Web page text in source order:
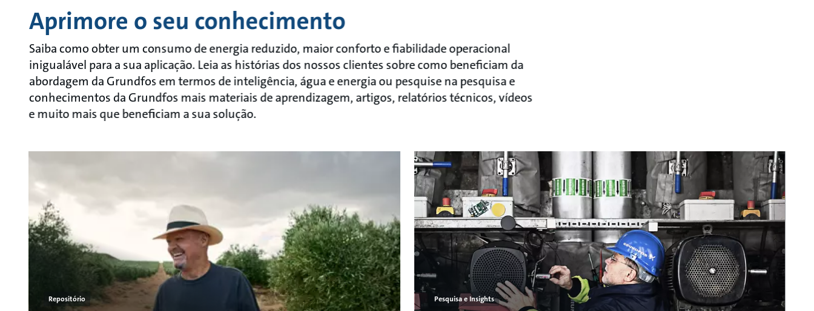
Aprimore o seu conhecimento
Saiba como obter um consumo de energia reduzido, maior conforto e fiabilidade operacional
inigualável para a sua aplicação. Leia as histórias dos nossos clientes sobre como beneficiam da
abordagem da Grundfos em termos de inteligência, água e energia ou pesquise na pesquisa e
conhecimentos da Grundfos mais materiais de aprendizagem, artigos, relatórios técnicos, vídeos
e muito mais que beneficiam a sua solução.
Repositório Pesquisa e Insights